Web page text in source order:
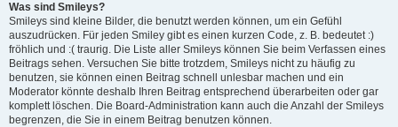
Was sind Smileys?
Smileys sind kleine Bilder, die benutzt werden können, um ein Gefühl
auszudrücken. Für jeden Smiley gibt es einen kurzen Code, z. B. bedeutet :)
fröhlich und :( traurig. Die Liste aller Smileys können Sie beim Verfassen eines
Beitrags sehen. Versuchen Sie bitte trotzdem, Smileys nicht zu häufig zu
benutzen, sie können einen Beitrag schnell unlesbar machen und ein
Moderator könnte deshalb Ihren Beitrag entsprechend überarbeiten oder gar
komplett löschen. Die Board-Administration kann auch die Anzahl der Smileys
begrenzen, die Sie in einem Beitrag benutzen können.